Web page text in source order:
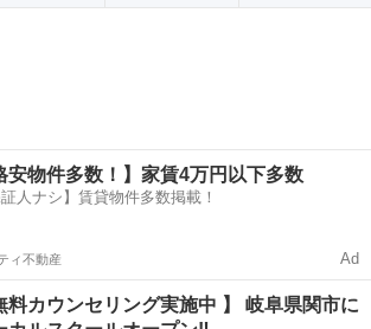
安物件多数！】家賃4万円以下多数
証人ナシ】賃貸物件多数掲載！
ィ不動産 Ad
料カウンセリング実施中 】 岐阜県関市に